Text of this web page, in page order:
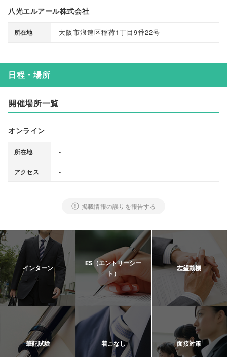
八光エルアール株式会社
所在地 大阪市浪速区稲荷1丁目9番22号
日程・場所
開催場所一覧
オンライン
所在地 -
アクセス -
掲載情報の誤りを報告する
インターン
ES（エントリーシー
ト）
志望動機
筆記試験 着こなし 面接対策